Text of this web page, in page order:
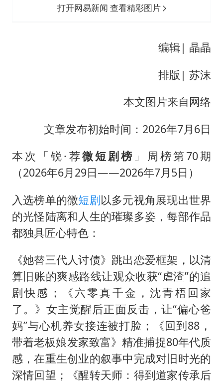
胡彦斌获《歌手2026》歌王
美股存储板块集体大跌
日本试射“战斧”导弹，国防部回应
打开网易新闻 查看精彩图片
编辑| 晶晶
排版| 苏沫
本文图片来自网络
文章发布初始时间：2026年7月6日
本次「锐·荐微短剧榜 」周榜第70期
（2026年6月29日——2026年7月5日）
入选榜单的微短剧以多元视角展现出世界
的光怪陆离和人生的璀璨多姿，每部作品
都独具匠心特色：
《她替三代人讨债》跳出恋爱框架，以清
算旧账的爽感路线让观众收获“虐渣”的追
剧快感；《六零真千金，沈青梧回家
了。》女主觉醒后正面反击，让“偏心爸
妈”与心机养女接连被打脸；《回到88，
带着老板娘发家致富》精准捕捉80年代质
感，在重生创业的叙事中完成对旧时光的
深情回望；《醒转天师：得到道家传承后